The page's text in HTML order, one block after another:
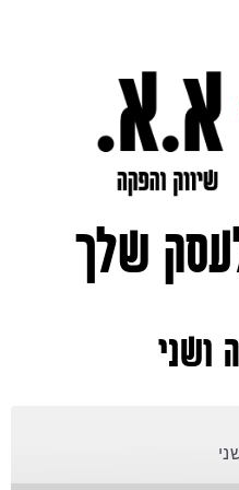
שלך
ושני